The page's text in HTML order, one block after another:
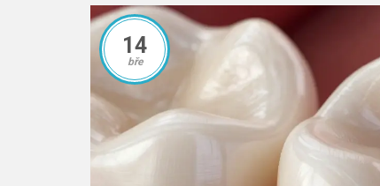
14
bře